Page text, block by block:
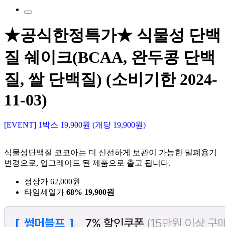
★공식한정특가★ 식물성 단백
질 쉐이크(BCAA, 완두콩 단백
질, 쌀 단백질) (소비기한 2024-
11-03)
[EVENT] 1박스 19,900원 (개당 19,900원)
식물성단백질 코코아는 더 신선하게 보관이 가능한 밀폐용기
변경으로, 업그레이드 된 제품으로 출고 됩니다.
정상가 62,000원
타임세일가 68% 19,900원